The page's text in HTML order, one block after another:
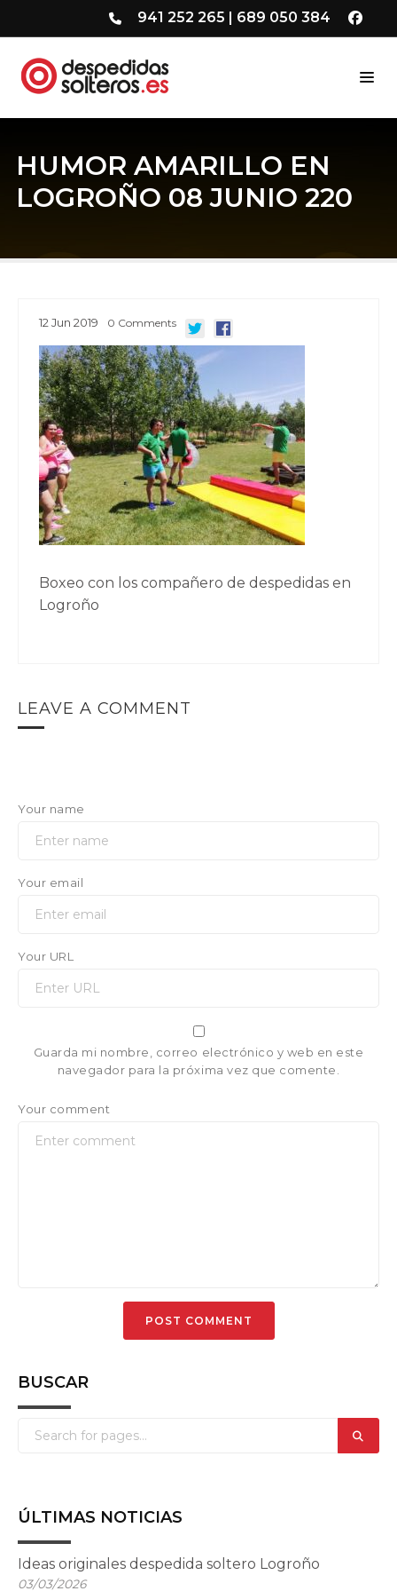
941 252 265 | 689 050 384
HUMOR AMARILLO EN
LOGROÑO 08 JUNIO 220
12 Jun 2019 0 Comments
Boxeo con los compañero de despedidas en
Logroño
LEAVE A COMMENT
Your name
Your email
Your URL
Guarda mi nombre, correo electrónico y web en este
navegador para la próxima vez que comente.
Your comment
BUSCAR
ÚLTIMAS NOTICIAS
Ideas originales despedida soltero Logroño
03/03/2026